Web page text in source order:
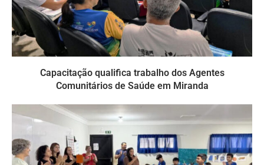
Capacitação qualifica trabalho dos Agentes
Comunitários de Saúde em Miranda